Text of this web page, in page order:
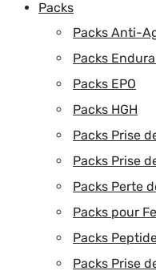
Packs
Packs Anti-
Packs
Packs EPO
Packs HGH
Packs Prise
Packs Prise
Packs Perte
Packs pour
Packs
Packs Prise